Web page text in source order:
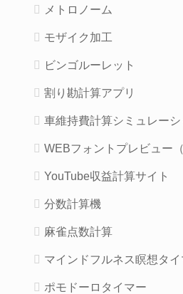
メトロノーム
モザイク加工
ビンゴルーレット
割り勘計算アプリ
車維持費計算シミュレーシ
WEBフォントプレビュー
YouTube収益計算サイト
分数計算機
麻雀点数計算
マインドフルネス瞑想タイ
ポモドーロタイマー